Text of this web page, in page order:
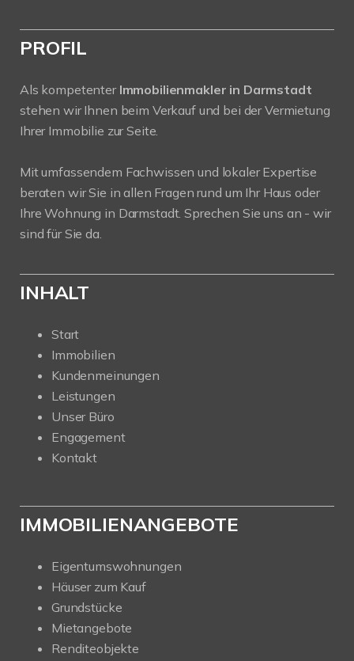
PROFIL
Als kompetenter Immobilienmakler in Darmstadt
stehen wir Ihnen beim Verkauf und bei der Vermietung
Ihrer Immobilie zur Seite.
Mit umfassendem Fachwissen und lokaler Expertise
beraten wir Sie in allen Fragen rund um Ihr Haus oder
Ihre Wohnung in Darmstadt. Sprechen Sie uns an - wir
sind für Sie da.
INHALT
Start
Immobilien
Kundenmeinungen
Leistungen
Unser Büro
Engagement
Kontakt
IMMOBILIENANGEBOTE
Eigentumswohnungen
Häuser zum Kauf
Grundstücke
Mietangebote
Renditeobjekte